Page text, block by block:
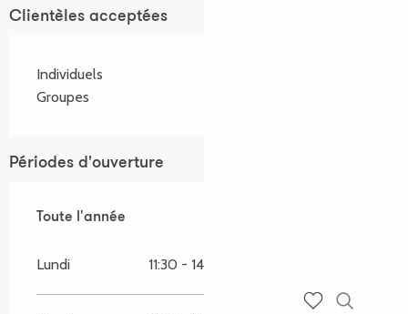
Clientèles acceptées
Individuels
Groupes
Périodes d'ouverture
Toute l'année
Toute l'année
Lundi 11:30 - 14:00